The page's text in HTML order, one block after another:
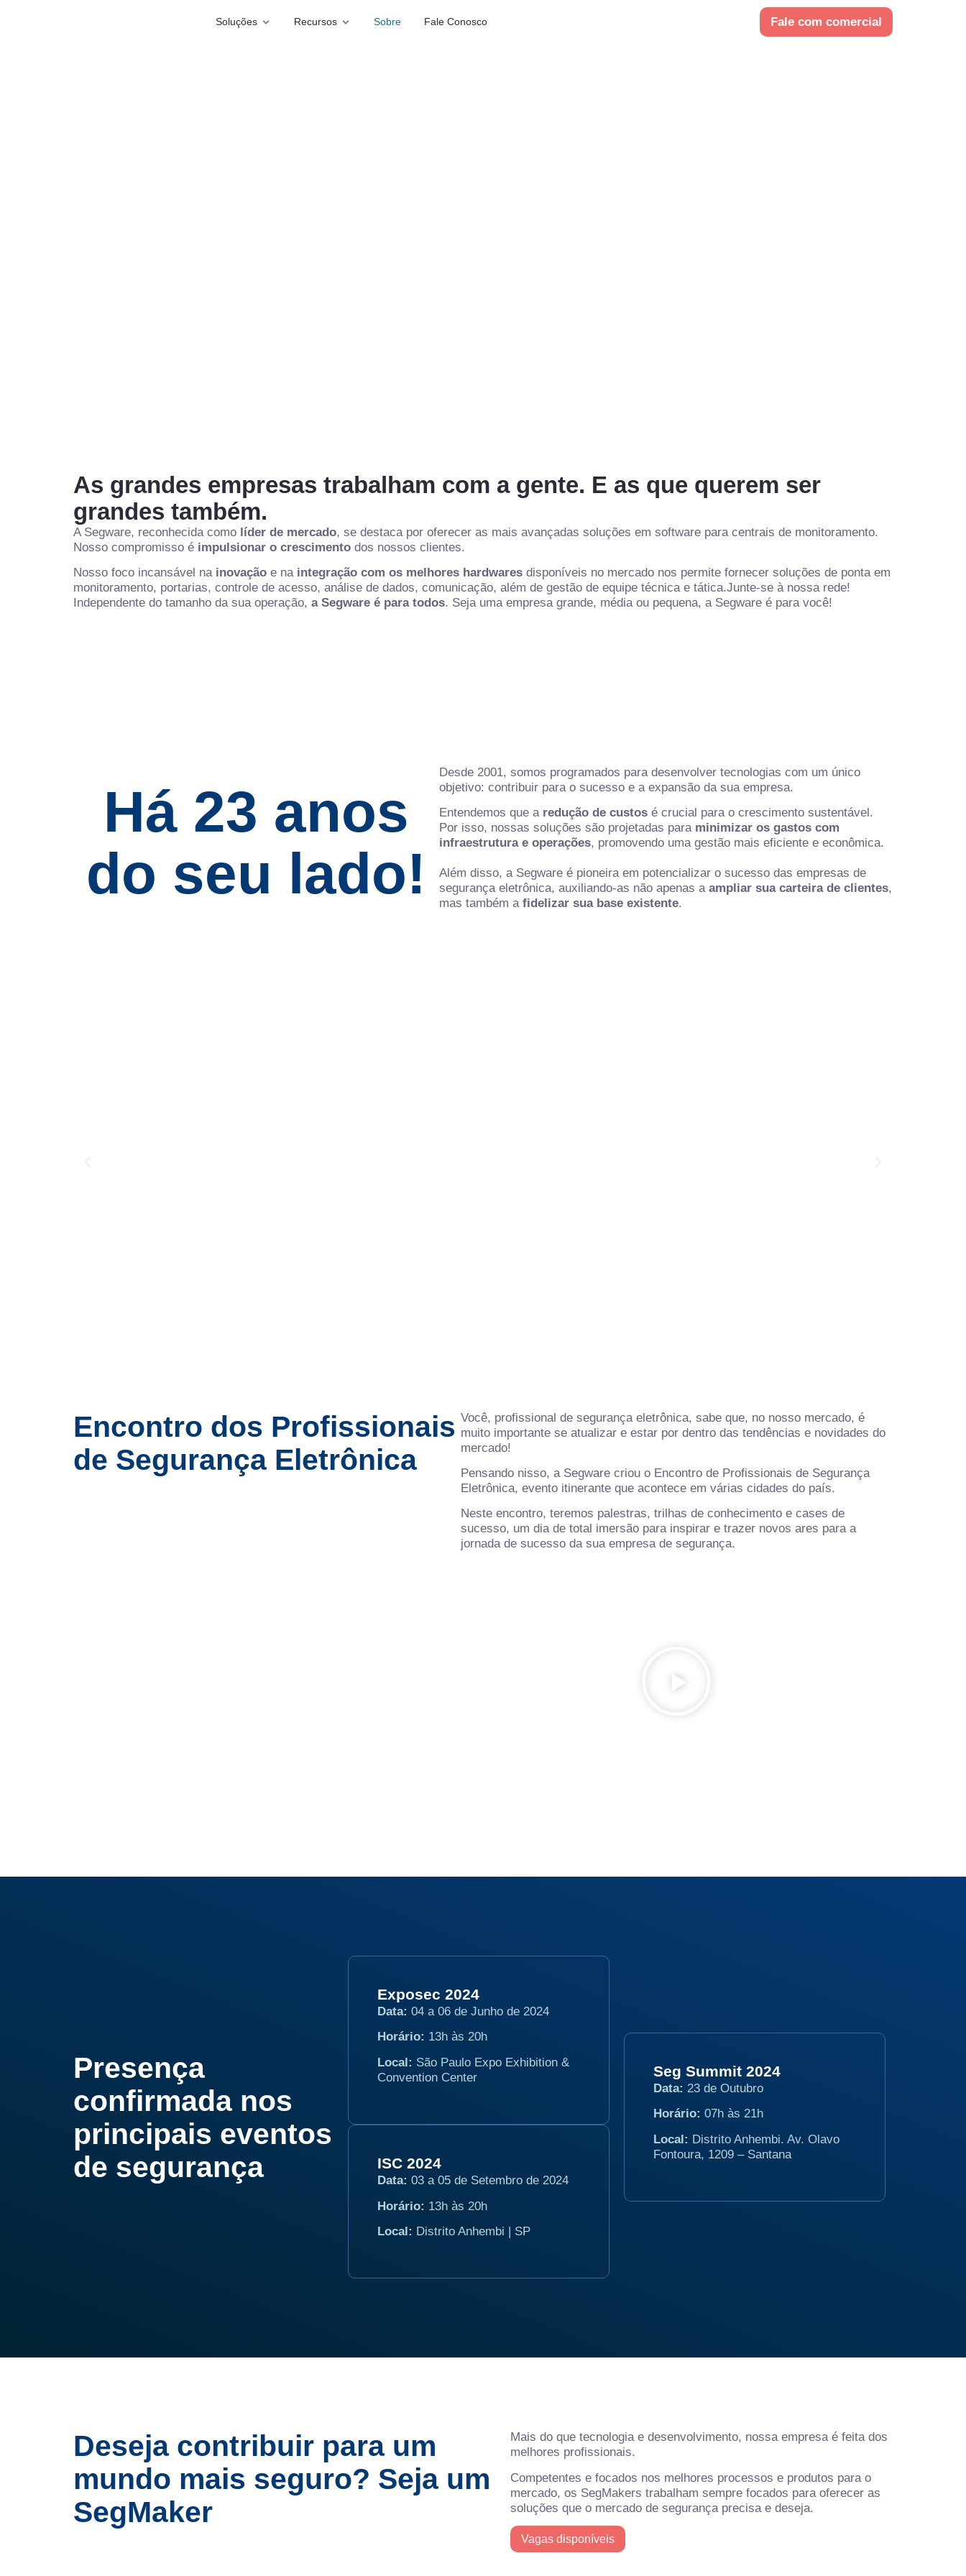
Soluções Recursos Sobre Fale Conosco Fale com comercial
As grandes empresas trabalham com a gente. E as que querem ser
grandes também.
A Segware, reconhecida como líder de mercado, se destaca por oferecer as mais avançadas soluções em software para centrais de monitoramento.
Nosso compromisso é impulsionar o crescimento dos nossos clientes.
Nosso foco incansável na inovação e na integração com os melhores hardwares disponíveis no mercado nos permite fornecer soluções de ponta em
monitoramento, portarias, controle de acesso, análise de dados, comunicação, além de gestão de equipe técnica e tática.Junte-se à nossa rede!
Independente do tamanho da sua operação, a Segware é para todos. Seja uma empresa grande, média ou pequena, a Segware é para você!
Há 23 anos
do seu lado!
Desde 2001, somos programados para desenvolver tecnologias com um único
objetivo: contribuir para o sucesso e a expansão da sua empresa.
Entendemos que a redução de custos é crucial para o crescimento sustentável.
Por isso, nossas soluções são projetadas para minimizar os gastos com
infraestrutura e operações, promovendo uma gestão mais eficiente e econômica.
Além disso, a Segware é pioneira em potencializar o sucesso das empresas de
segurança eletrônica, auxiliando-as não apenas aampliar sua carteira de clientes,
mas também afidelizar sua base existente.
Encontro dos Profissionais
de Segurança Eletrônica
Você, profissional de segurança eletrônica, sabe que, no nosso mercado, é
muito importante se atualizar e estar por dentro das tendências e novidades do
mercado!
Pensando nisso, a Segware criou o Encontro de Profissionais de Segurança
Eletrônica, evento itinerante que acontece em várias cidades do país.
Neste encontro, teremos palestras, trilhas de conhecimento e cases de
sucesso, um dia de total imersão para inspirar e trazer novos ares para a
jornada de sucesso da sua empresa de segurança.
Presença
confirmada nos
principais eventos
de segurança
Exposec 2024
Data: 04 a 06 de Junho de 2024
Horário: 13h às 20h
Local: São Paulo Expo Exhibition &
Convention Center
ISC 2024
Data: 03 a 05 de Setembro de 2024
Horário: 13h às 20h
Local: Distrito Anhembi | SP
Seg Summit 2024
Data:23 de Outubro
Horário: 07h às 21h
Local: Distrito Anhembi. Av. Olavo
Fontoura, 1209 – Santana
Deseja contribuir para um
mundo mais seguro? Seja um
SegMaker
Mais do que tecnologia e desenvolvimento, nossa empresa é feita dos
melhores profissionais.
Competentes e focados nos melhores processos e produtos para o
mercado, os SegMakers trabalham sempre focados para oferecer as
soluções que o mercado de segurança precisa e deseja.
Vagas disponíveis